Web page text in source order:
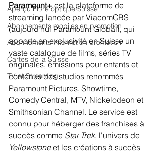
Aperçu Fibre optique Suisse
Abonnements mobiles en promotion
Abonnements Internet en promotion
Cartes de la Suisse
TV et Streaming
Paramount+ est la plateforme de
streaming lancée par ViacomCBS
(aujourd'hui Paramount Global), qui
apporte en exclusivité en Suisse un
vaste catalogue de films, séries TV
originales, émissions pour enfants et
contenus des studios renommés
Paramount Pictures, Showtime,
Comedy Central, MTV, Nickelodeon et
Smithsonian Channel. Le service est
connu pour héberger des franchises à
succès comme Star Trek, l'univers de
Yellowstone et les créations à succès